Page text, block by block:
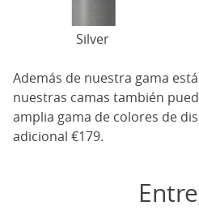
Silver
Además de nuestra gama
nuestras camas también
amplia gama de colores de
adicional €179.